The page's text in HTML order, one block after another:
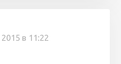
в 11:22